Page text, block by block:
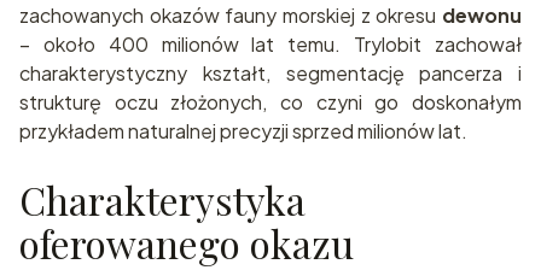
zachowanych okazów fauny morskiej z okresu dewonu
– około 400 milionów lat temu. Trylobit zachował
charakterystyczny kształt, segmentację pancerza i
strukturę oczu złożonych, co czyni go doskonałym
przykładem naturalnej precyzji sprzed milionów lat.
Charakterystyka
oferowanego okazu